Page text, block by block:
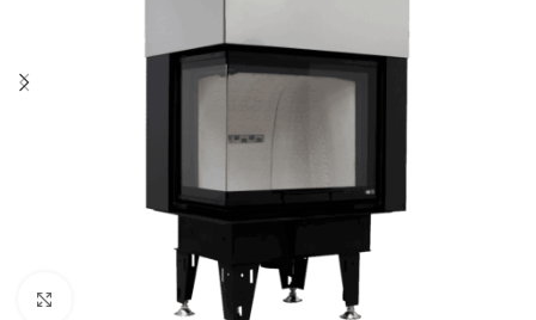
Click to enlarge